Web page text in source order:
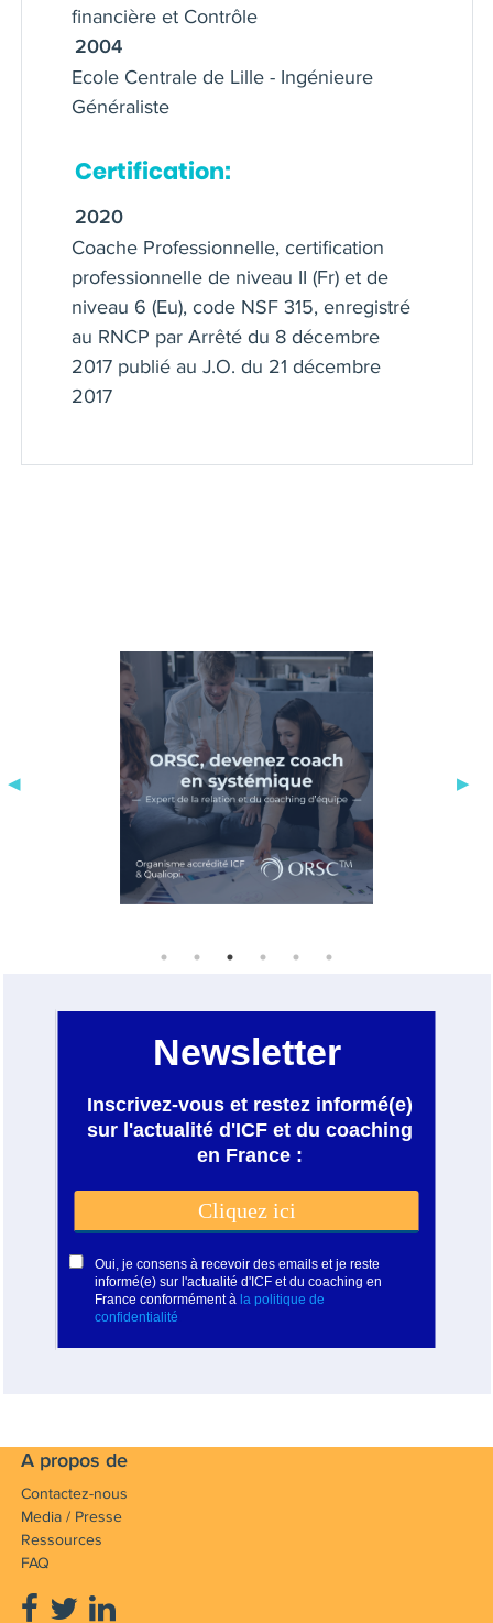
financière et Contrôle
2004
Ecole Centrale de Lille - Ingénieure
Généraliste
Certification:
2020
Coache Professionnelle, certification
professionnelle de niveau II (Fr) et de
niveau 6 (Eu), code NSF 315, enregistré
au RNCP par Arrêté du 8 décembre
2017 publié au J.O. du 21 décembre
2017
A propos de
Contactez-nous
Media / Presse
Ressources
FAQ